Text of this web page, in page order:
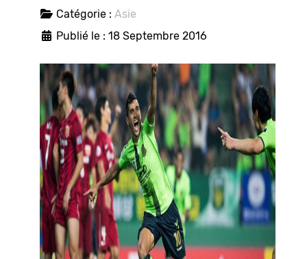
Catégorie : Asie
Publié le : 18 Septembre 2016